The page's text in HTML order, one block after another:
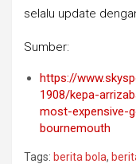
selalu update
Sumber:
https://
1908/kepa-
most-expensive-
bournemouth
Tags: berita bola,